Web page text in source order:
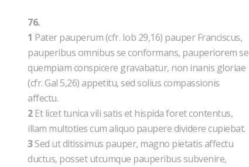
76.
1 Pater pauperum (cfr. Iob 29,16) pauper Franciscus,
pauperibus omnibus se conformans, pauperiorem se
quempiam conspicere gravabatur, non inanis gloriae
(cfr. Gal 5,26) appetitu, sed solius compassionis
affectu.
2Et licet tunica vili satis et hispida foret contentus,
illam multoties cum aliquo paupere dividere cupiebat.
3Sed ut ditissimus pauper, magno pietatis affectu
ductus, posset utcumque pauperibus subvenire,